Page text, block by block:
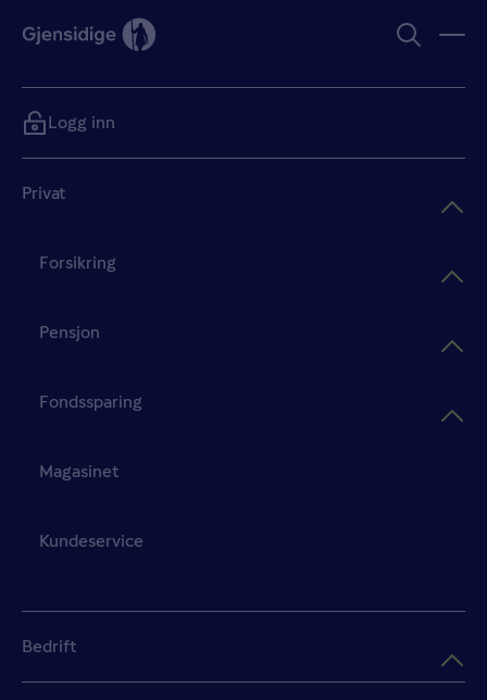
Privat
Forsikring
Pensjon
Fondssparing
Magasinet
Kundeservice
Bedrift
Logg inn